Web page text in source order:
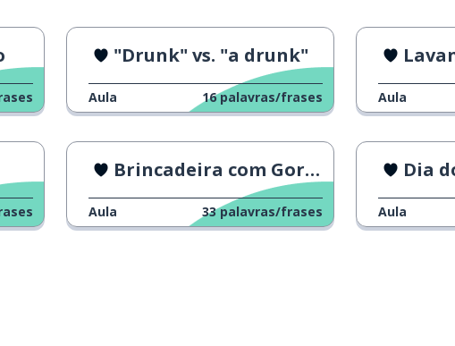
"Drunk" vs. "a drunk"
Aula 16 palavras/frases Aula
Brincadeira com Gordon Ramsay
Aula 33 palavras/frases
Dia dos
Aula